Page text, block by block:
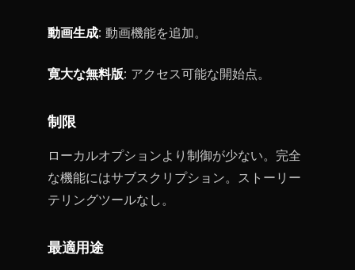
動画生成: 動画機能を追加。
寛大な無料版: アクセス可能な開始点。
制限
ローカルオプションより制御が少ない。完全
な機能にはサブスクリプション。ストーリー
テリングツールなし。
最適用途